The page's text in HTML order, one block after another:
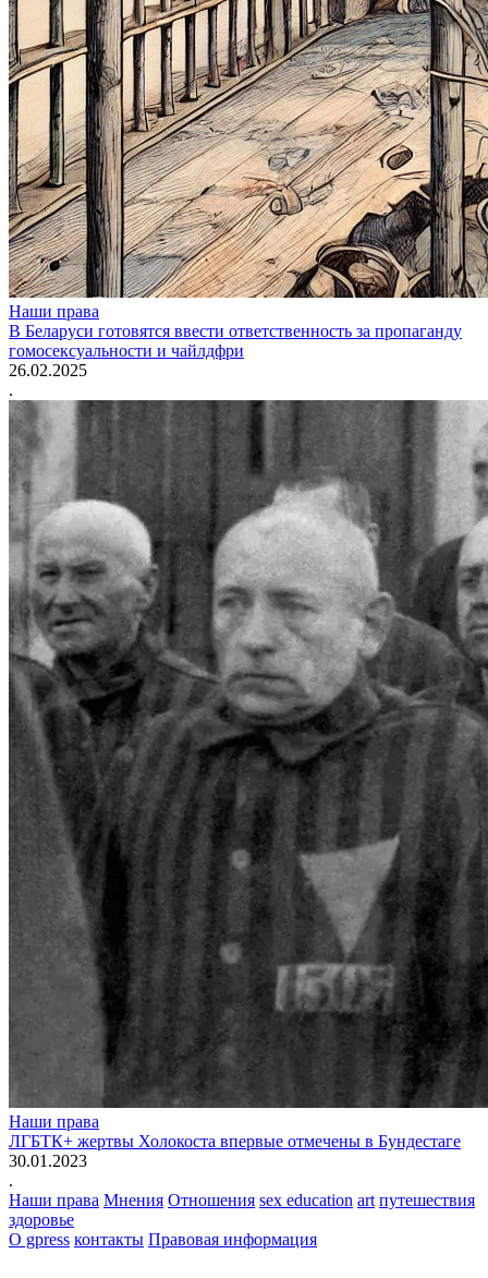
Наши права
В Беларуси готовятся ввести ответственность за пропаганду
гомосексуальности и чайлдфри
26.02.2025
.
Наши права
ЛГБТК+ жертвы Холокоста впервые отмечены в Бундестаге
30.01.2023
.
Наши права Мнения Отношения sex education art путешествия
здоровье
О gpress контакты Правовая информация